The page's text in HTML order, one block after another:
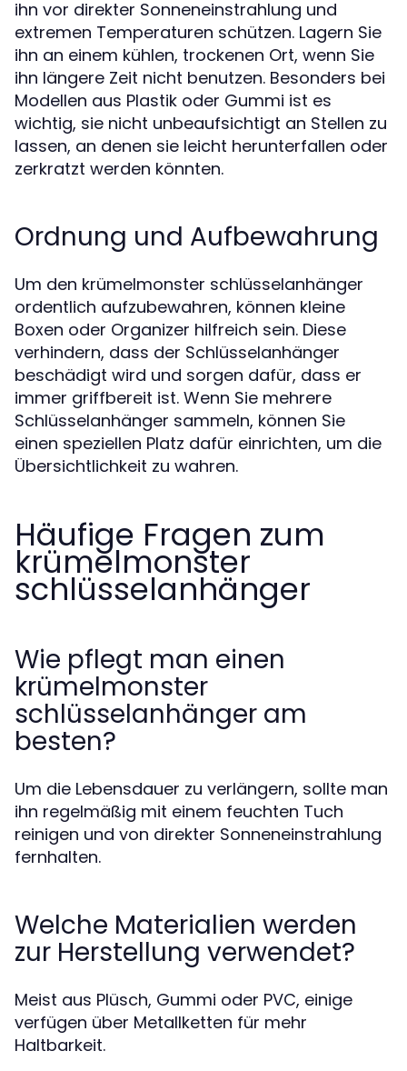
ihn vor direkter Sonneneinstrahlung und
extremen Temperaturen schützen. Lagern Sie
ihn an einem kühlen, trockenen Ort, wenn Sie
ihn längere Zeit nicht benutzen. Besonders bei
Modellen aus Plastik oder Gummi ist es
wichtig, sie nicht unbeaufsichtigt an Stellen zu
lassen, an denen sie leicht herunterfallen oder
zerkratzt werden könnten.
Ordnung und Aufbewahrung
Um den krümelmonster schlüsselanhänger
ordentlich aufzubewahren, können kleine
Boxen oder Organizer hilfreich sein. Diese
verhindern, dass der Schlüsselanhänger
beschädigt wird und sorgen dafür, dass er
immer griffbereit ist. Wenn Sie mehrere
Schlüsselanhänger sammeln, können Sie
einen speziellen Platz dafür einrichten, um die
Übersichtlichkeit zu wahren.
Häufige Fragen zum
krümelmonster
schlüsselanhänger
Wie pflegt man einen
krümelmonster
schlüsselanhänger am
besten?
Um die Lebensdauer zu verlängern, sollte man
ihn regelmäßig mit einem feuchten Tuch
reinigen und von direkter Sonneneinstrahlung
fernhalten.
Welche Materialien werden
zur Herstellung verwendet?
Meist aus Plüsch, Gummi oder PVC, einige
verfügen über Metallketten für mehr
Haltbarkeit.